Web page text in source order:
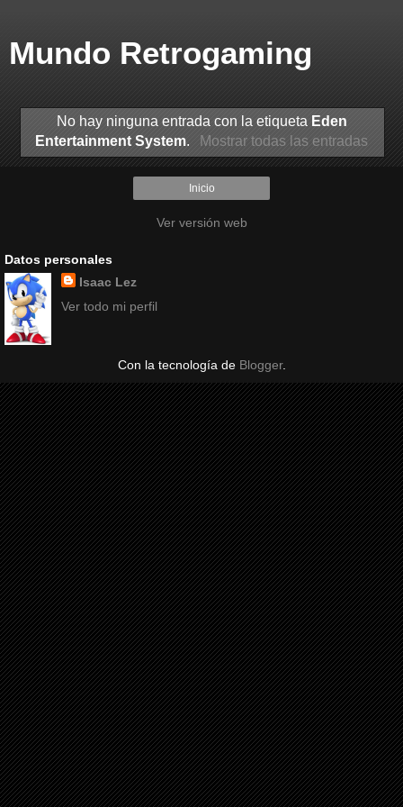
Mundo Retrogaming
No hay ninguna entrada con la etiqueta Eden
Entertainment System. Mostrar todas las entradas
Inicio
Ver versión web
Datos personales
Isaac Lez
Ver todo mi perfil
Con la tecnología de Blogger.